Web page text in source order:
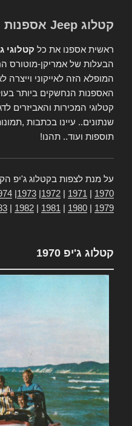
קטלוג Jeep אספנות
ראשית אספנו את כל קטלוגי
הבעלות של אמריקן-
המופלא הזה לאייקוני וייצרה
האספנות הנחשקים ביותר
קטלוגי המכירות והאביזרים
שנתונים.. עיינו בכתבות
תוספות ועוד.. תהנו!
על מנת לצפות בקטלוג ג'יפ
1970
1971
1972
1973
1979
1980
1981
1982
קטלוג ג'יפ 1970